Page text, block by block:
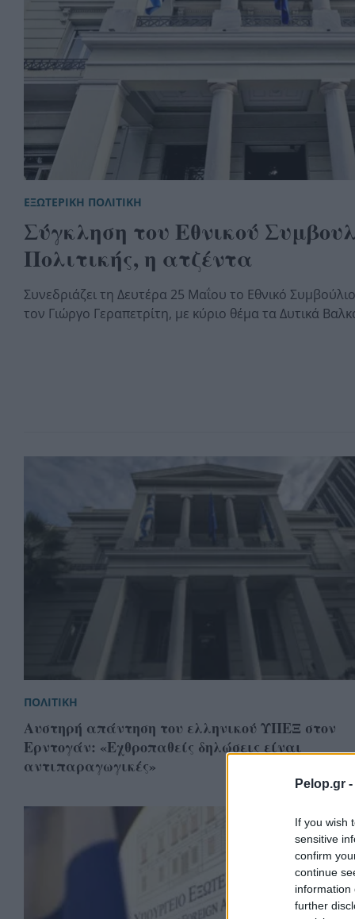
Pelop.gr -
If you wish
sensitive
confirm
continue
information
further
ΕΞΩΤΕΡΙΚΗ ΠΟΛΙΤΙΚΗ
Σύγκληση του Εθνικού
Πολιτικής, η ατζέντα
Συνεδριάζει τη Δευτέρα 25 Μαΐου το Εθνικό
τον Γιώργο Γεραπετρίτη, με κύριο θέμα τα Δυτικά
ΠΟΛΙΤΙΚΗ
Αυστηρή απάντηση του ελληνικού ΥΠΕΞ στον
Ερντογάν: «Εχθροπαθείς δηλώσεις είναι
αντιπαραγωγικές»